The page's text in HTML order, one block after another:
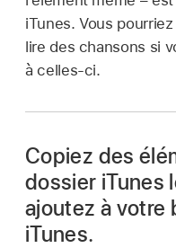
iTunes. Vous
lire des chansons si
à celles-ci.
Copiez des
dossier iTunes
ajoutez à votre
iTunes.